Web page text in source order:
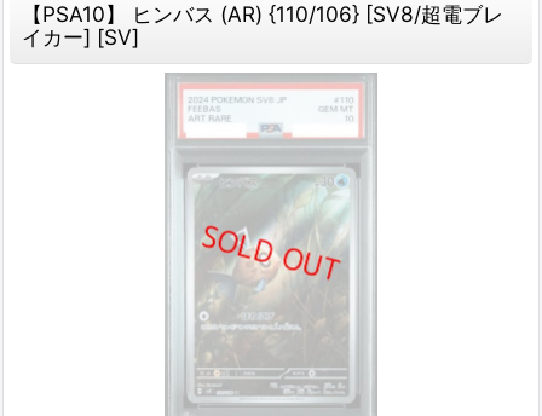
【PSA10】 ヒンバス (AR) {110/106} [SV8/超電ブレ
イカー] [SV]